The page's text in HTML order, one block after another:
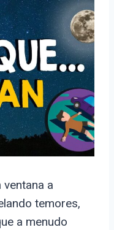
a
temores,
a menudo